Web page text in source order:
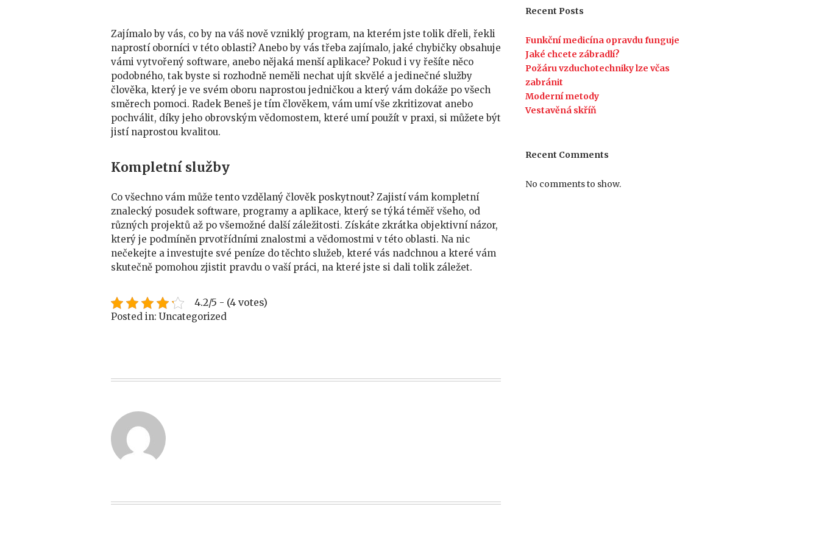
Zajímalo by vás, co by na váš nově vzniklý program, na kterém jste tolik dřeli, řekli
naprostí oborníci v této oblasti? Anebo by vás třeba zajímalo, jaké chybičky obsahuje
vámi vytvořený software, anebo nějaká menší aplikace? Pokud i vy řešíte něco
podobného, tak byste si rozhodně neměli nechat ujít skvělé a jedinečné služby
člověka, který je ve svém oboru naprostou jedničkou a který vám dokáže po všech
směrech pomoci. Radek Beneš je tím člověkem, vám umí vše zkritizovat anebo
pochválit, díky jeho obrovským vědomostem, které umí použít v praxi, si můžete být
jistí naprostou kvalitou.
Kompletní služby
Co všechno vám může tento vzdělaný člověk poskytnout? Zajistí vám kompletní
znalecký posudek software, programy a aplikace, který se týká téměř všeho, od
různých projektů až po všemožné další záležitosti. Získáte zkrátka objektivní názor,
který je podmíněn prvotřídními znalostmi a vědomostmi v této oblasti. Na nic
nečekejte a investujte své peníze do těchto služeb, které vás nadchnou a které vám
skutečně pomohou zjistit pravdu o vaší práci, na které jste si dali tolik záležet.
4.2/5 - (4 votes)
Posted in: Uncategorized
Recent Posts
Funkční medicína opravdu funguje
Jaké chcete zábradlí?
Požáru vzduchotechniky lze včas
zabránit
Moderní metody
Vestavěná skříň
Recent Comments
No comments to show.